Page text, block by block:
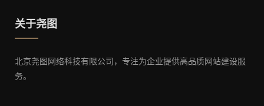
关于尧图
北京尧图网络科技有限公司，专注为企业提供高品质网站建设服
务。